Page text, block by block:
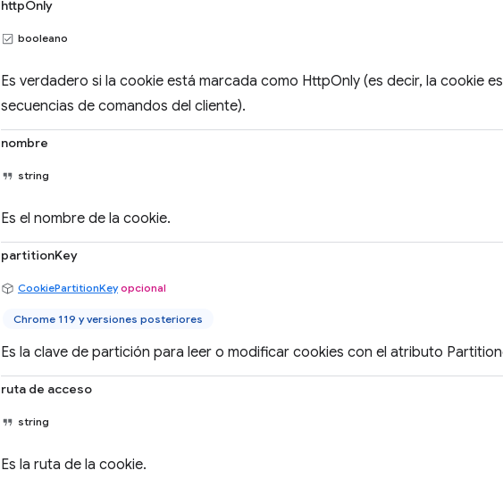
httpOnly
booleano
Es verdadero si la cookie está marcada como HttpOnly (es decir, la cookie
secuencias de comandos del cliente).
nombre
string
Es el nombre de la cookie.
partitionKey
CookiePartitionKey opcional
Chrome 119 y versiones posteriores
Es la clave de partición para leer o modificar cookies con el atributo
ruta de acceso
string
Es la ruta de la cookie.